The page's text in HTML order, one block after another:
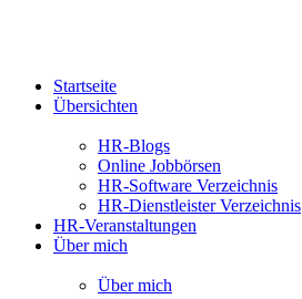
Startseite
Übersichten
HR-Blogs
Online Jobbörsen
HR-Software Verzeichnis
HR-Dienstleister Verzeichnis
HR-Veranstaltungen
Über mich
Über mich